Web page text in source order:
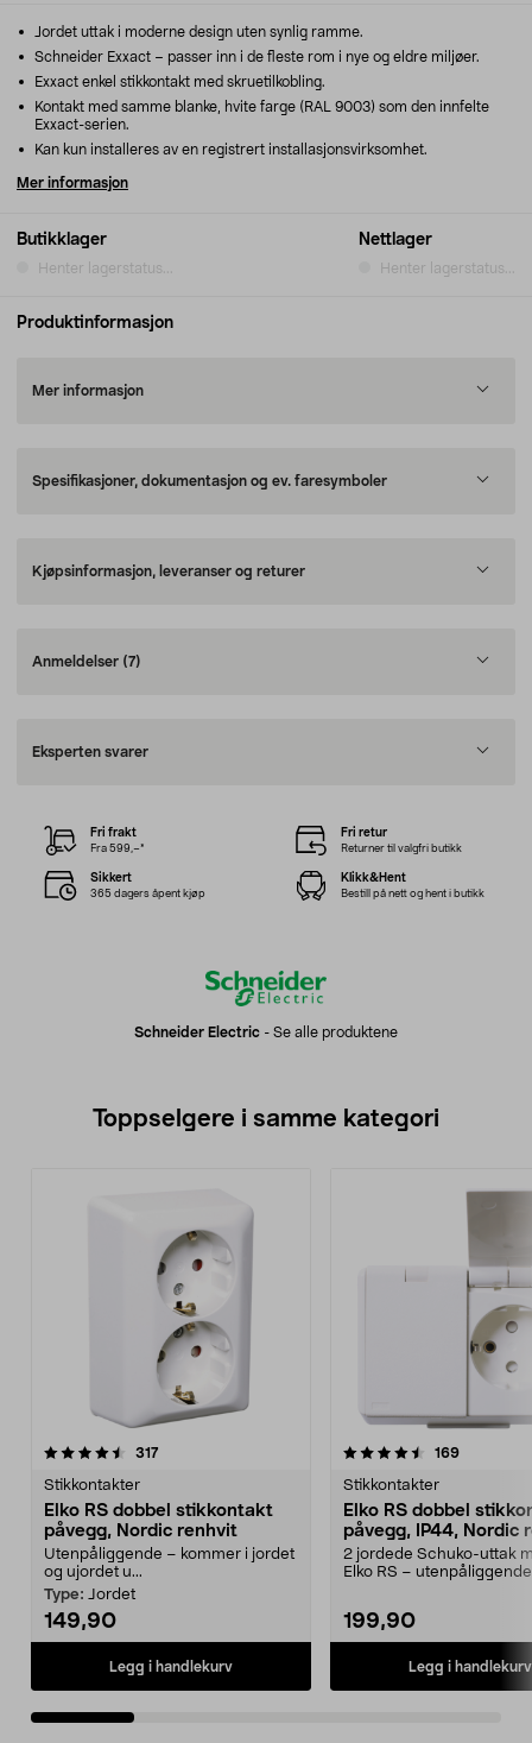
Butikklager
Henter lagerstatus...
Nettlager
Henter lagerstatus...
Jordet uttak i moderne design uten synlig ramme.
Schneider Exxact – passer inn i de fleste rom i nye og eldre miljøer.
Exxact enkel stikkontakt med skruetilkobling.
Kontakt med samme blanke, hvite farge (RAL 9003) som den innfelte
Exxact-serien.
Kan kun installeres av en registrert installasjonsvirksomhet.
Mer informasjon
Produktinformasjon
Mer informasjon
Spesifikasjoner, dokumentasjon og ev. faresymboler
Kjøpsinformasjon, leveranser og returer
Anmeldelser (7)
Eksperten svarer
Schneider Electric - Se alle produktene
Fri frakt
Fra 599,–*
Fri retur
Returner til valgfri butikk
Sikkert
365 dagers åpent kjøp
Klikk&Hent
Bestill på nett og hent i butikk
Toppselgere i samme kategori
317anmeldelser
Stikkontakter
Elko RS dobbel stikkontakt
påvegg, Nordic renhvit
Utenpåliggende – kommer i jordet
og ujordet u...
Type: Jordet
149,90
Legg i handlekurv
4.5 av 5 stjerner 169
Stikkontakter
Elko RS dobbel
påvegg, IP44, Nordic
2 jordede Schuko-uttak
Elko RS – utenpåliggende
199,90
Legg i handlekurv
4.5 av 5 stjerner